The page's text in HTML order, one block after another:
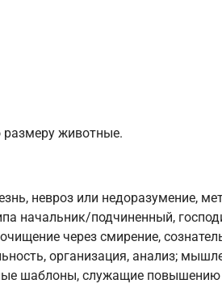
животные.
невроз или недоразумение,
начальник/подчиненный,
через смирение,
организация, анализ;
шаблоны, служащие повышению